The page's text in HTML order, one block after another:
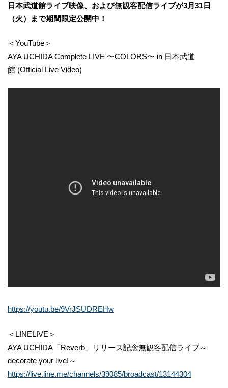
日本武道館ライブ映像、および無観客配信ライブが3月31日
（火）まで期間限定公開中！
＜YouTube＞
AYA UCHIDA Complete LIVE 〜COLORS〜 in 日本武道
館 (Official Live Video)
https://youtu.be/9VrJSUDREHw
＜LINELIVE＞
AYA UCHIDA「Reverb」リリース記念無観客配信ライブ～
decorate your live!～
https://live.line.me/channels/39085/broadcast/13144304